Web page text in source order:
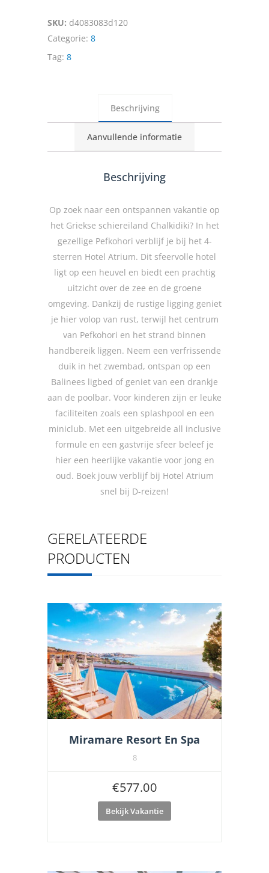
SKU: d4083083d120
Categorie: 8
Tag: 8
Beschrijving
Aanvullende informatie
Beschrijving
Op zoek naar een ontspannen vakantie op
het Griekse schiereiland Chalkidiki? In het
gezellige Pefkohori verblijf je bij het 4-
sterren Hotel Atrium. Dit sfeervolle hotel
ligt op een heuvel en biedt een prachtig
uitzicht over de zee en de groene
omgeving. Dankzij de rustige ligging geniet
je hier volop van rust, terwijl het centrum
van Pefkohori en het strand binnen
handbereik liggen. Neem een verfrissende
duik in het zwembad, ontspan op een
Balinees ligbed of geniet van een drankje
aan de poolbar. Voor kinderen zijn er leuke
faciliteiten zoals een splashpool en een
miniclub. Met een uitgebreide all inclusive
formule en een gastvrije sfeer beleef je
hier een heerlijke vakantie voor jong en
oud. Boek jouw verblijf bij Hotel Atrium
snel bij D-reizen!
GERELATEERDE
PRODUCTEN
Miramare Resort En Spa
8
€577.00
Bekijk Vakantie